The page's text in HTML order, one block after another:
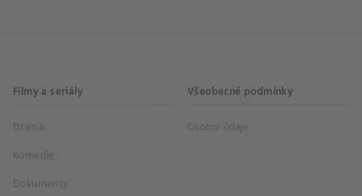
Filmy a seriály
Drama
Komedie
Dokumenty
Všeobecné podmínky
Osobní údaje